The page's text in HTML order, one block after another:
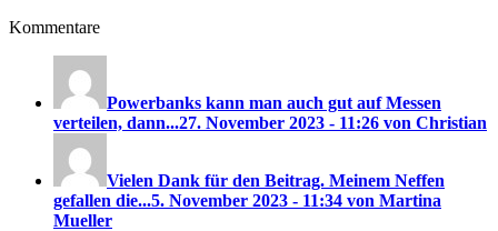
Kommentare
Powerbanks kann man auch gut auf Messen
verteilen, dann...27. November 2023 - 11:26 von Christian
Vielen Dank für den Beitrag. Meinem Neffen
gefallen die...5. November 2023 - 11:34 von Martina
Mueller